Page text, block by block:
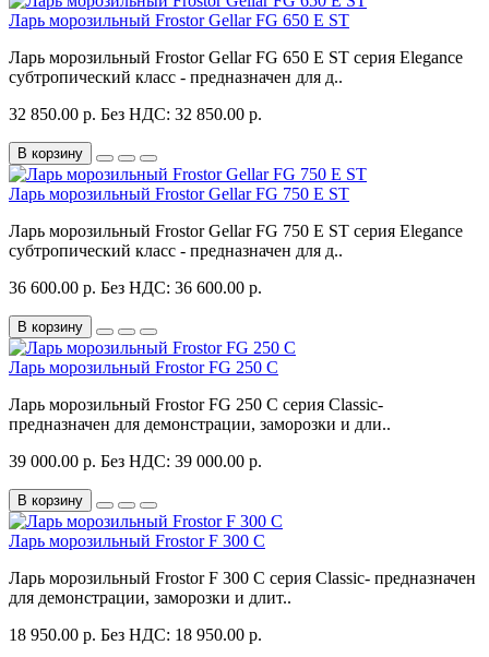
Ларь морозильный Frostor Gellar FG 650 E ST
Ларь морозильный Frostor Gellar FG 650 E ST серия Elegance
субтропический класс - предназначен для д..
32 850.00 р. Без НДС: 32 850.00 р.
В корзину
Ларь морозильный Frostor Gellar FG 750 E ST
Ларь морозильный Frostor Gellar FG 750 E ST серия Elegance
субтропический класс - предназначен для д..
36 600.00 р. Без НДС: 36 600.00 р.
В корзину
Ларь морозильный Frostor FG 250 C
Ларь морозильный Frostor FG 250 C серия Classic-
предназначен для демонстрации, заморозки и дли..
39 000.00 р. Без НДС: 39 000.00 р.
В корзину
Ларь морозильный Frostor F 300 C
Ларь морозильный Frostor F 300 C серия Classic- предназначен
для демонстрации, заморозки и длит..
18 950.00 р. Без НДС: 18 950.00 р.